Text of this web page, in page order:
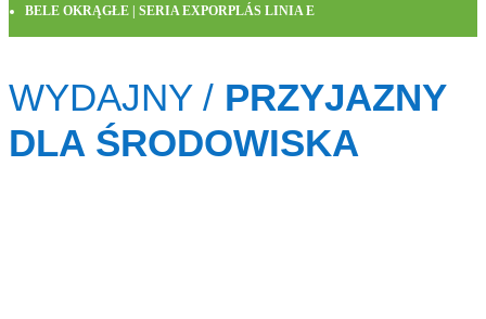
BELE OKRĄGŁE | SERIA EXPORPLÁS LINIA E
WYDAJNY / PRZYJAZNY
DLA ŚRODOWISKA